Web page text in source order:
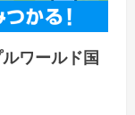
ワールド国